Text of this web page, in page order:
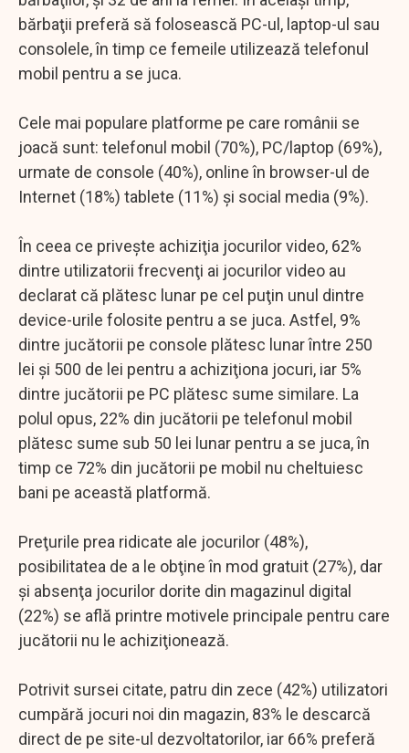
bărbaţii preferă să folosească PC-ul, laptop-ul sau
consolele, în timp ce femeile utilizează telefonul
mobil pentru a se juca.
Cele mai populare platforme pe care românii se
joacă sunt: telefonul mobil (70%), PC/laptop (69%),
urmate de console (40%), online în browser-ul de
Internet (18%) tablete (11%) şi social media (9%).
În ceea ce priveşte achiziţia jocurilor video, 62%
dintre utilizatorii frecvenţi ai jocurilor video au
declarat că plătesc lunar pe cel puţin unul dintre
device-urile folosite pentru a se juca. Astfel, 9%
dintre jucătorii pe console plătesc lunar între 250
lei şi 500 de lei pentru a achiziţiona jocuri, iar 5%
dintre jucătorii pe PC plătesc sume similare. La
polul opus, 22% din jucătorii pe telefonul mobil
plătesc sume sub 50 lei lunar pentru a se juca, în
timp ce 72% din jucătorii pe mobil nu cheltuiesc
bani pe această platformă.
Preţurile prea ridicate ale jocurilor (48%),
posibilitatea de a le obţine în mod gratuit (27%), dar
şi absenţa jocurilor dorite din magazinul digital
(22%) se află printre motivele principale pentru care
jucătorii nu le achiziţionează.
Potrivit sursei citate, patru din zece (42%) utilizatori
cumpără jocuri noi din magazin, 83% le descarcă
direct de pe site-ul dezvoltatorilor, iar 66% preferă